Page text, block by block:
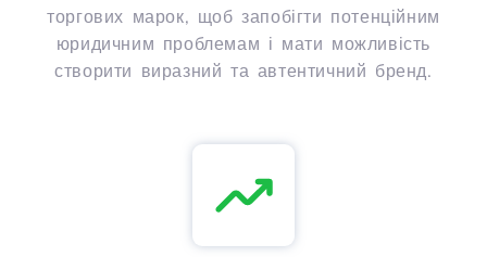
торгових марок, щоб запобігти потенційним
юридичним проблемам і мати можливість
створити виразний та автентичний бренд.